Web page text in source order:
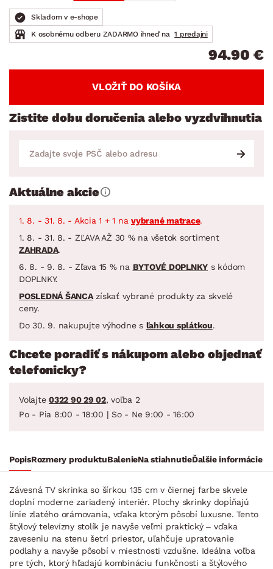
Skladom v e-shope
K osobnému odberu ZADARMO ihneď na 1 predajni
94.90 €
VLOŽIŤ DO KOŠÍKA
Zistite dobu doručenia alebo vyzdvihnutia
Aktuálne akcie
1. 8. - 31. 8. - Akcia 1 + 1 na vybrané matrace.
1. 8. - 31. 8. - ZĽAVA AŽ 30 % na všetok sortiment
ZAHRADA.
6. 8. - 9. 8. - Zľava 15 % na BYTOVÉ DOPLNKY s kódom
DOPLNKY.
POSLEDNÁ ŠANCAzískať vybrané produkty za skvelé
ceny.
Do 30. 9. nakupujte výhodne s ľahkou splátkou.
Chcete poradiť s nákupom alebo objednať
telefonicky?
Volajte 0322 90 29 02, voľba 2
Po - Pia 8:00 - 18:00 | So - Ne 9:00 - 16:00
PopisRozmery produktuBalenieNa stiahnutieĎalšie informácie
Závesná TV skrinka so šírkou 135 cm v čiernej farbe skvele
doplní moderne zariadený interiér. Plochy skrinky dopĺňajú
línie zlatého orámovania, vďaka ktorým pôsobí luxusne. Tento
štýlový televízny stolík je navyše veľmi praktický – vďaka
zaveseniu na stenu šetrí priestor, uľahčuje upratovanie
podlahy a navyše pôsobí v miestnosti vzdušne. Ideálna voľba
pre tých, ktorý hľadajú kombináciu funkčnosti a štýlového